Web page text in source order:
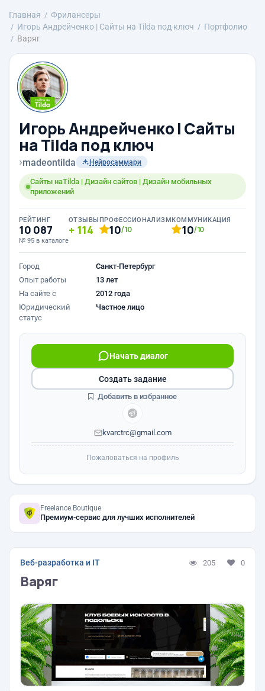
Главная
Фрилансеры
Игорь Андрейченко | Сайты на Tilda под ключ
Портфолио
Варяг
Игорь Андрейченко | Сайты
на Tilda под ключ
›madeontilda Нейросаммари
Сайты наTilda | Дизайн сайтов | Дизайн мобильных
приложений
РЕЙТИНГ
10 087
№ 95 в каталоге
ОТЗЫВЫ
114
ПРОФЕССИОНАЛИЗМ
10/10
КОММУНИКАЦИЯ
10/10
Город
Санкт-Петербург
Опыт работы
13 лет
На сайте с
2012 года
Юридический
статус
Частное лицо
Начать диалог
kvarctrc@gmail.com
Создать задание
Добавить в избранное
Пожаловаться на профиль
Freelance.Boutique
Премиум-сервис для лучших исполнителей
Веб-разработка и IT 205 0
Варяг